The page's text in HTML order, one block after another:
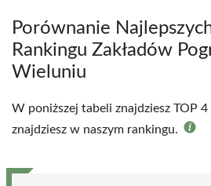
Porównanie
Rankingu Zakładów
Wieluniu
W poniższej tabeli znajdziesz TOP
znajdziesz w naszym rankingu.